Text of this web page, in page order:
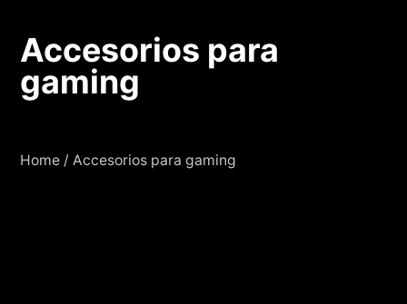
Accesorios para
Accesorios para
gaming
Home /Accesorios para gaming